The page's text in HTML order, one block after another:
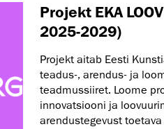
Projekt EKA
2025-2029)
Projekt aitab Eesti
teadus-, arendus- ja
teadmussiiret. Loome
innovatsiooni ja
arendustegevust